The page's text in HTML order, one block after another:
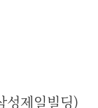
성제일빌딩)